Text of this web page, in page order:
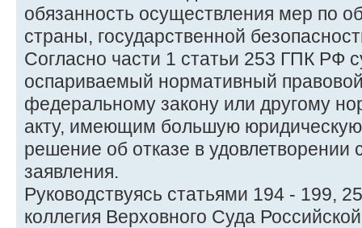
обязанность осуществления мер по
страны, государственной
Согласно части 1 статьи 253 ГПК РФ
оспариваемый нормативный
федеральному закону или другому
акту, имеющим большую
решение об отказе в удовлетворении
заявления.
Руководствуясь статьями 194 - 199,
коллегия Верховного Суда